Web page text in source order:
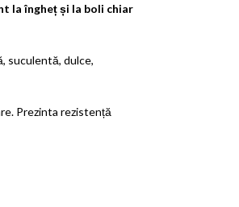
la îngheț și la boli chiar
suculentă, dulce,
Prezinta rezistență